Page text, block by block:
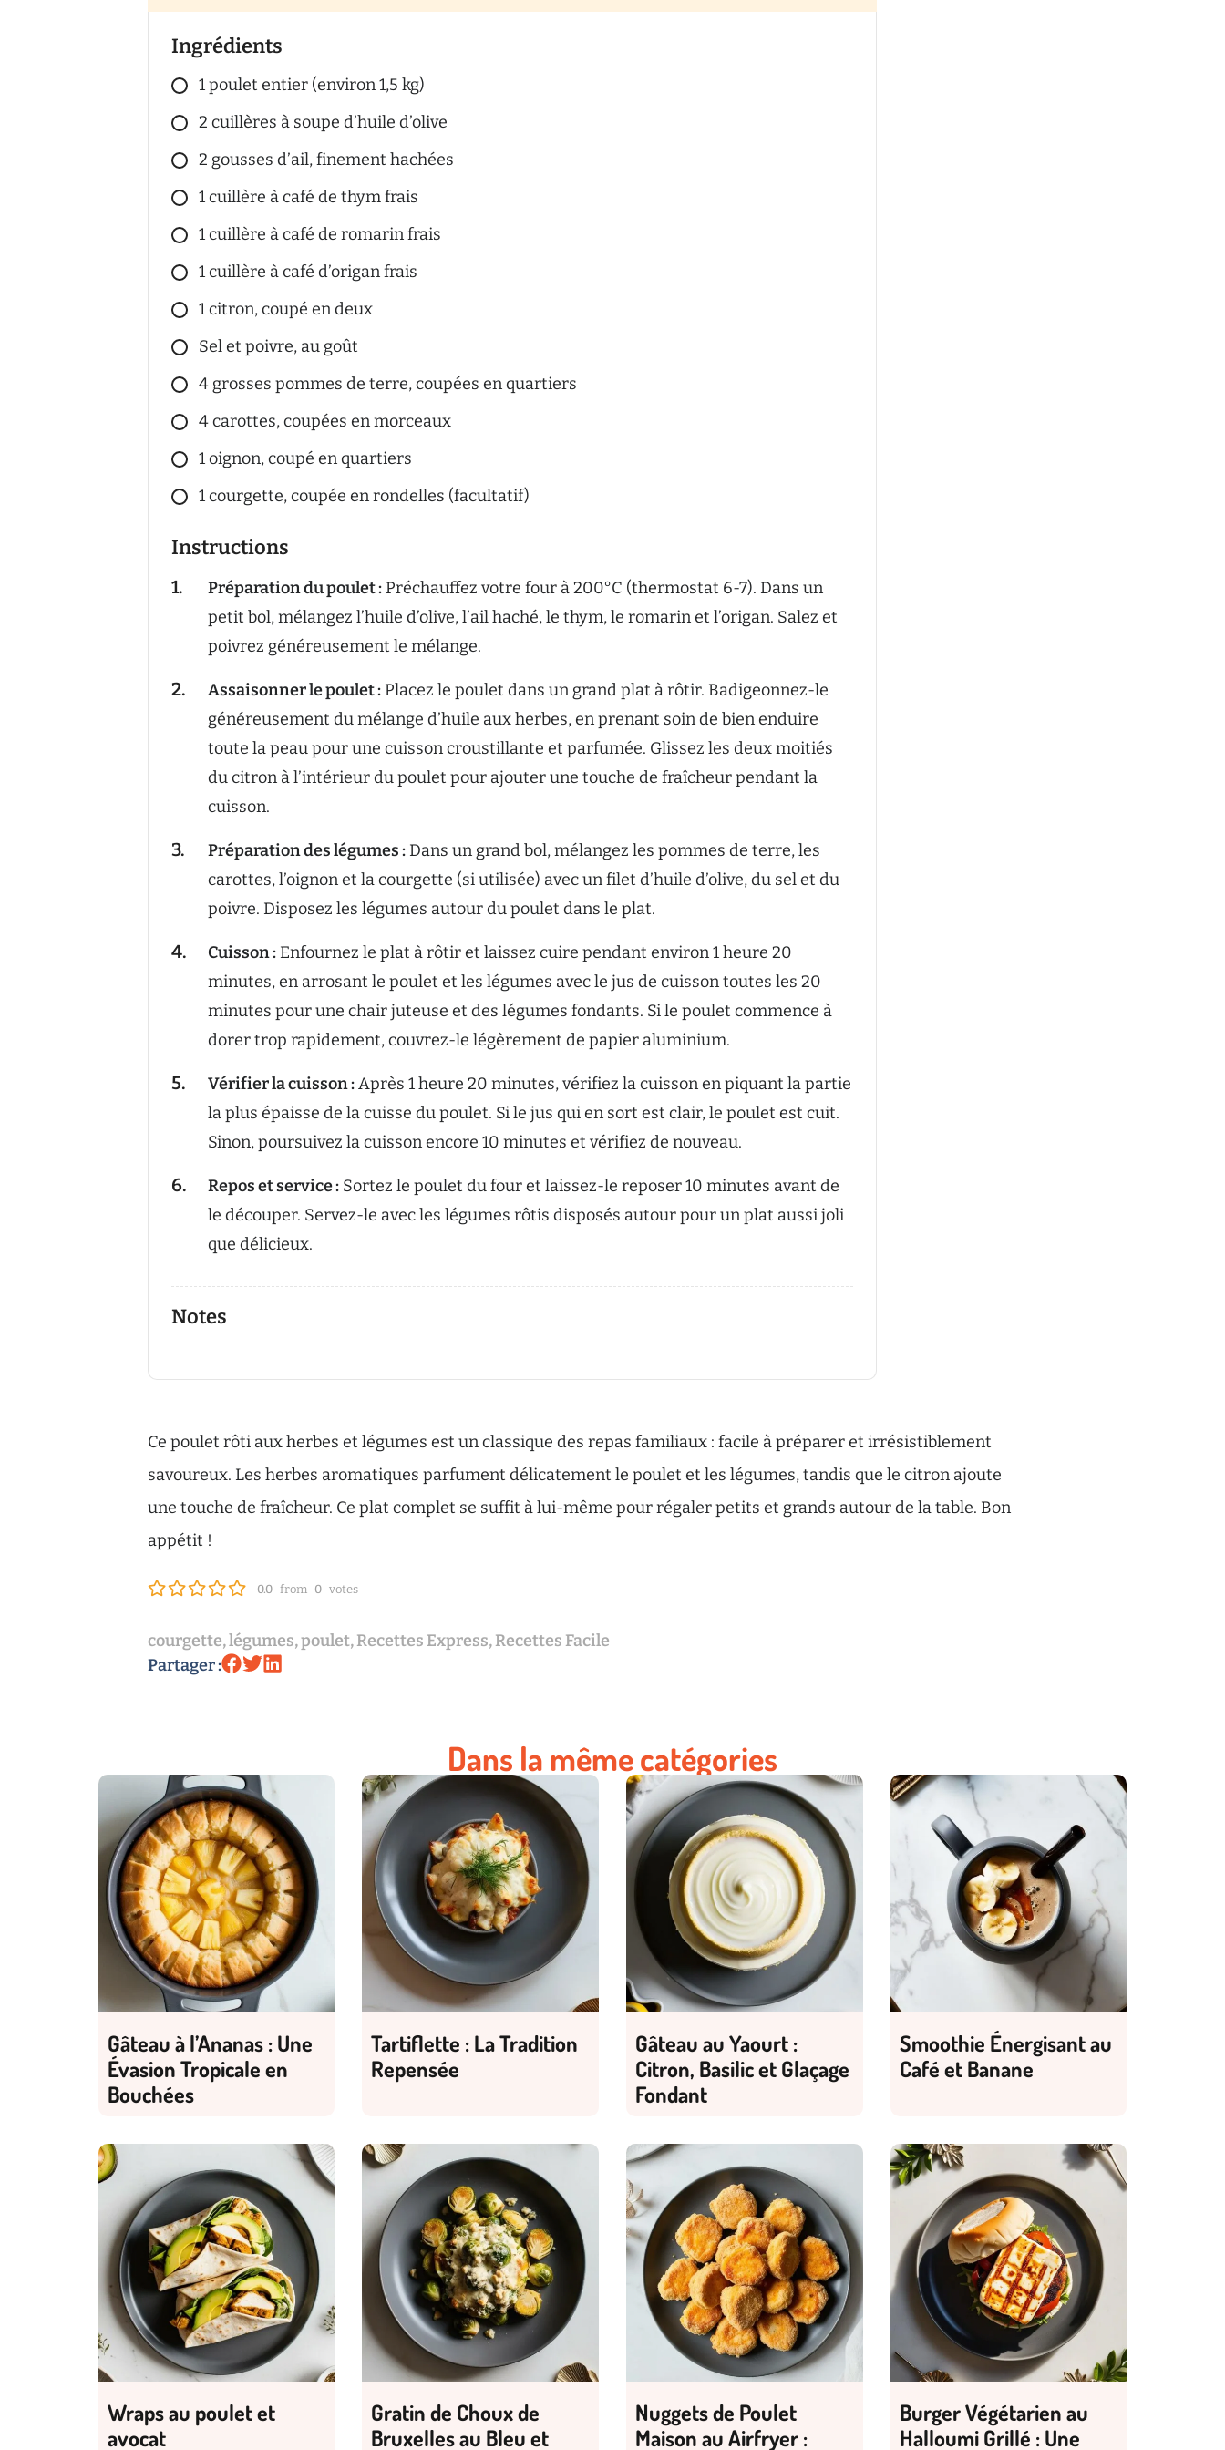
Ingrédients
1 poulet entier (environ 1,5 kg)
2 cuillères à soupe d’huile d’olive
2 gousses d’ail, finement hachées
1 cuillère à café de thym frais
1 cuillère à café de romarin frais
1 cuillère à café d’origan frais
1 citron, coupé en deux
Sel et poivre, au goût
4 grosses pommes de terre, coupées en quartiers
4 carottes, coupées en morceaux
1 oignon, coupé en quartiers
1 courgette, coupée en rondelles (facultatif)
Instructions
Préparation du poulet : Préchauffez votre four à 200°C (thermostat 6-7). Dans un
petit bol, mélangez l’huile d’olive, l’ail haché, le thym, le romarin et l’origan. Salez et
poivrez généreusement le mélange.
Assaisonner le poulet : Placez le poulet dans un grand plat à rôtir. Badigeonnez-le
généreusement du mélange d’huile aux herbes, en prenant soin de bien enduire
toute la peau pour une cuisson croustillante et parfumée. Glissez les deux moitiés
du citron à l’intérieur du poulet pour ajouter une touche de fraîcheur pendant la
cuisson.
Préparation des légumes : Dans un grand bol, mélangez les pommes de terre, les
carottes, l’oignon et la courgette (si utilisée) avec un filet d’huile d’olive, du sel et du
poivre. Disposez les légumes autour du poulet dans le plat.
Cuisson : Enfournez le plat à rôtir et laissez cuire pendant environ 1 heure 20
minutes, en arrosant le poulet et les légumes avec le jus de cuisson toutes les 20
minutes pour une chair juteuse et des légumes fondants. Si le poulet commence à
dorer trop rapidement, couvrez-le légèrement de papier aluminium.
Vérifier la cuisson :Après 1 heure 20 minutes, vérifiez la cuisson en piquant la partie
la plus épaisse de la cuisse du poulet. Si le jus qui en sort est clair, le poulet est cuit.
Sinon, poursuivez la cuisson encore 10 minutes et vérifiez de nouveau.
Repos et service : Sortez le poulet du four et laissez-le reposer 10 minutes avant de
le découper. Servez-le avec les légumes rôtis disposés autour pour un plat aussi joli
que délicieux.
Notes
Ce poulet rôti aux herbes et légumes est un classique des repas familiaux : facile à préparer et irrésistiblement
savoureux. Les herbes aromatiques parfument délicatement le poulet et les légumes, tandis que le citron ajoute
une touche de fraîcheur. Ce plat complet se suffit à lui-même pour régaler petits et grands autour de la table. Bon
appétit !
0.0 from 0 votes
courgette,légumes,poulet,Recettes Express,Recettes Facile
Partager :
Dans la même catégories
Gâteau à l’Ananas : Une
Évasion Tropicale en
Bouchées
Tartiflette : La Tradition
Repensée
Gâteau au Yaourt :
Citron, Basilic et Glaçage
Fondant
Smoothie Énergisant au
Café et Banane
Wraps au poulet et
avocat
Gratin de Choux de
Bruxelles au Bleu et
Nuggets de Poulet
Maison au Airfryer :
Burger Végétarien au
Halloumi Grillé : Une